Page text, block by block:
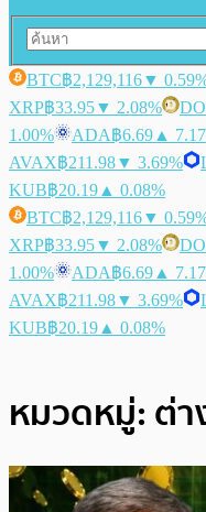
BTC฿2,129,116▼
XRP฿33.95▼ 2.08%
1.00%
ADA฿6.69 ▲
AVAX฿211.98▼ 3.69%
KUB฿20.19 ▲ 0.08%
BTC฿2,129,116▼
XRP฿33.95▼ 2.08%
1.00%
ADA฿6.69 ▲
AVAX฿211.98▼ 3.69%
KUB฿20.19 ▲ 0.08%
หมวดหมู่: ต่า